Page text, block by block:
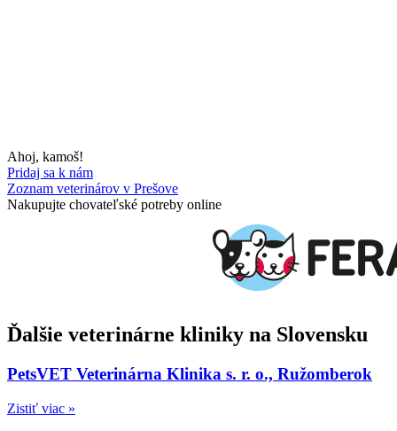
Ahoj, kamoš!
Pridaj sa k nám
Zoznam veterinárov v Prešove
Nakupujte chovateľské potreby online
Ďalšie veterinárne kliniky na Slovensku
PetsVET Veterinárna Klinika s. r. o., Ružomberok
Zistiť viac »